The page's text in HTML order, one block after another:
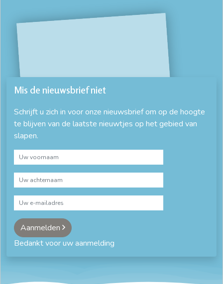
Mis de nieuwsbrief niet
Schrijft u zich in voor onze nieuwsbrief om op de hoogte
te blijven van de laatste nieuwtjes op het gebied van
slapen.
Aanmelden
Bedankt voor uw aanmelding